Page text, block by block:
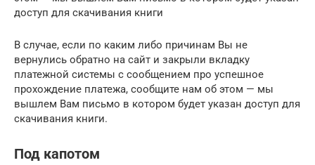
доступ для скачивания книги
В случае, если по каким либо причинам Вы не
вернулись обратно на сайт и закрыли вкладку
платежной системы с сообщением про успешное
прохождение платежа, сообщите нам об этом — мы
вышлем Вам письмо в котором будет указан доступ для
скачивания книги.
Под капотом